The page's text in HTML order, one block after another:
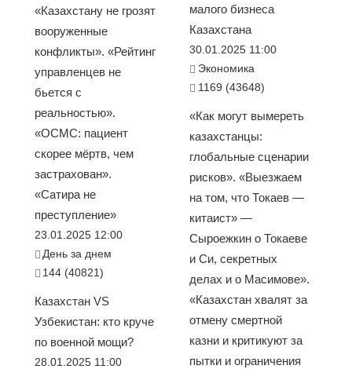
«Казахстану не грозят
вооруженные
конфликты». «Рейтинг
управленцев не
бьется с
реальностью».
«ОСМС: пациент
скорее мёртв, чем
застрахован».
«Сатира не
преступление»
23.01.2025 12:00
День за днем
144 (40821)
Казахстан VS
Узбекистан: кто круче
по военной мощи?
28.01.2025 11:00
малого бизнеса
Казахстана
30.01.2025 11:00
Экономика
1169 (43648)
«Как могут вымереть
казахстанцы:
глобальные сценарии
рисков». «Выезжаем
на том, что Токаев —
китаист» —
Сыроежкин о Токаеве
и Си, секретных
делах и о Масимове».
«Казахстан хвалят за
отмену смертной
казни и критикуют за
пытки и ограничения